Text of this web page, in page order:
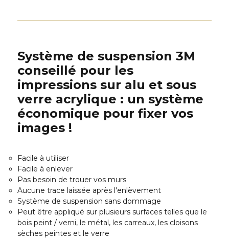
Système de suspension 3M
conseillé pour les
impressions sur alu et sous
verre acrylique : un système
économique pour fixer vos
images !
Facile à utiliser
Facile à enlever
Pas besoin de trouer vos murs
Aucune trace laissée après l'enlèvement
Système de suspension sans dommage
Peut être appliqué sur plusieurs surfaces telles que le
bois peint / verni, le métal, les carreaux, les cloisons
sèches peintes et le verre